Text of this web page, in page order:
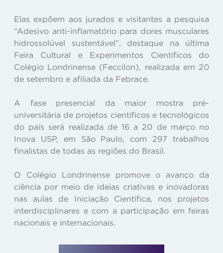
Elas expõem aos jurados e visitantes a pesquisa
“Adesivo anti-inflamatório para dores musculares
hidrossolúvel sustentável”, destaque na última
Feira Cultural e Experimentos Científicos do
Colégio Londrinense (Feccilon), realizada em 20
de setembro e afiliada da Febrace.
A fase presencial da maior mostra pré-
universitária de projetos científicos e tecnológicos
do país será realizada de 16 a 20 de março no
Inova USP, em São Paulo, com 297 trabalhos
finalistas de todas as regiões do Brasil.
O Colégio Londrinense promove o avanço da
ciência por meio de ideias criativas e inovadoras
nas aulas de Iniciação Científica, nos projetos
interdisciplinares e com a participação em feiras
nacionais e internacionais.